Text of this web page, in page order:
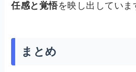
任感と覚悟を映し出していま
まとめ